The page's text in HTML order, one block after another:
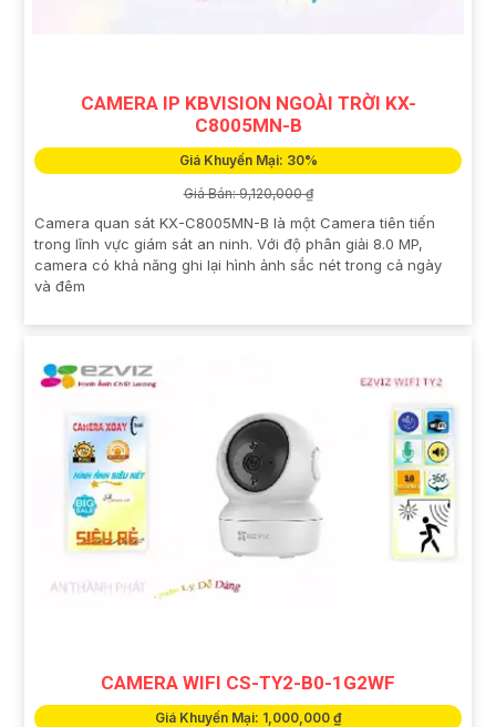
CAMERA IP KBVISION NGOÀI TRỜI KX-
C8005MN-B
Giá Khuyến Mại: 30%
Giá Bán: 9,120,000 ₫
Camera quan sát KX-C8005MN-B là một Camera tiên tiến
trong lĩnh vực giám sát an ninh. Với độ phân giải 8.0 MP,
camera có khả năng ghi lại hình ảnh sắc nét trong cả ngày
và đêm
CAMERA WIFI CS-TY2-B0-1G2WF
Giá Khuyến Mại: 1,000,000 ₫